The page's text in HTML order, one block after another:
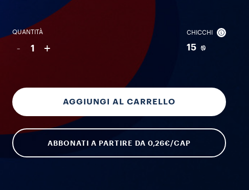
QUANTITÀ
- 1 +
CHICCHI
15
AGGIUNGI AL CARRELLO
ABBONATI A PARTIRE DA 0,26€/CAP